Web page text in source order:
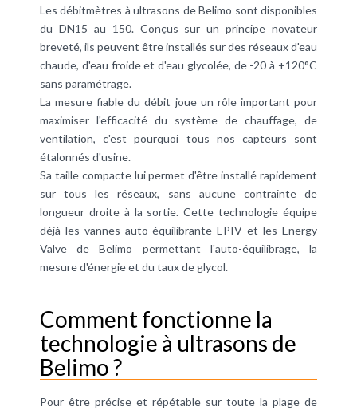
Les débitmètres à ultrasons de Belimo sont disponibles
du DN15 au 150. Conçus sur un principe novateur
breveté, ils peuvent être installés sur des réseaux d'eau
chaude, d'eau froide et d'eau glycolée, de -20 à +120°C
sans paramétrage.
La mesure fiable du débit joue un rôle important pour
maximiser l'efficacité du système de chauffage, de
ventilation, c'est pourquoi tous nos capteurs sont
étalonnés d'usine.
Sa taille compacte lui permet d'être installé rapidement
sur tous les réseaux, sans aucune contrainte de
longueur droite à la sortie. Cette technologie équipe
déjà les vannes auto-équilibrante EPIV et les Energy
Valve de Belimo permettant l'auto-équilibrage, la
mesure d'énergie et du taux de glycol.
Comment fonctionne la
technologie à ultrasons de
Belimo ?
Pour être précise et répétable sur toute la plage de